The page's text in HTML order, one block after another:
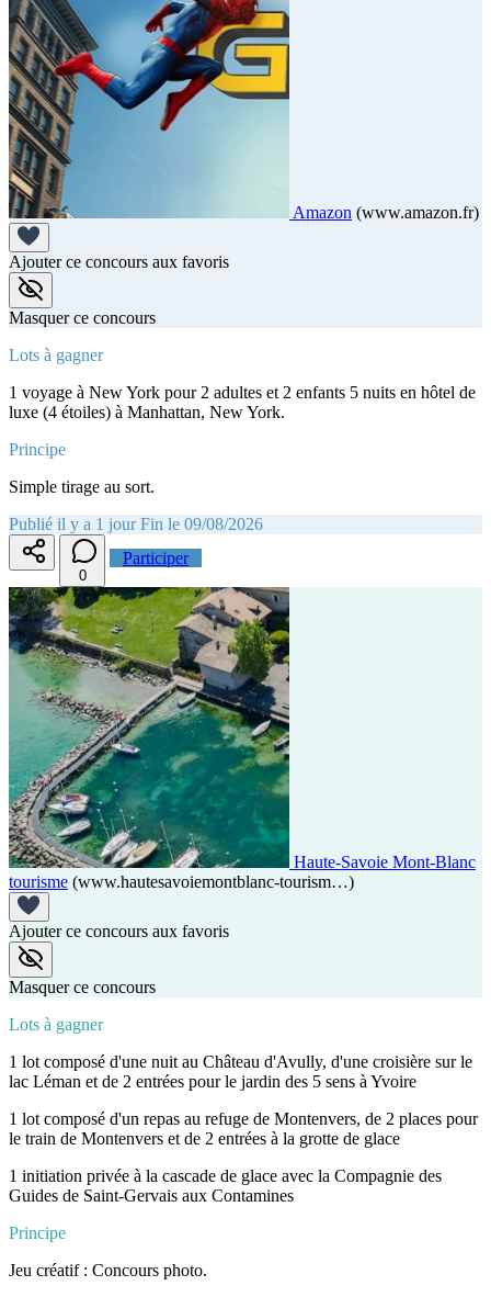
Amazon (www.amazon.fr)
Ajouter ce concours aux favoris
Masquer ce concours
Lots à gagner
1 voyage à New York pour 2 adultes et 2 enfants 5 nuits en hôtel de
luxe (4 étoiles) à Manhattan, New York.
Principe
Simple tirage au sort.
Publié il y a 1 jour Fin le 09/08/2026
0
Participer
Haute-Savoie Mont-Blanc
tourisme (www.hautesavoiemontblanc-tourism…)
Ajouter ce concours aux favoris
Masquer ce concours
Lots à gagner
1 lot composé d'une nuit au Château d'Avully, d'une croisière sur le
lac Léman et de 2 entrées pour le jardin des 5 sens à Yvoire
1 lot composé d'un repas au refuge de Montenvers, de 2 places pour
le train de Montenvers et de 2 entrées à la grotte de glace
1 initiation privée à la cascade de glace avec la Compagnie des
Guides de Saint-Gervais aux Contamines
Principe
Jeu créatif : Concours photo.